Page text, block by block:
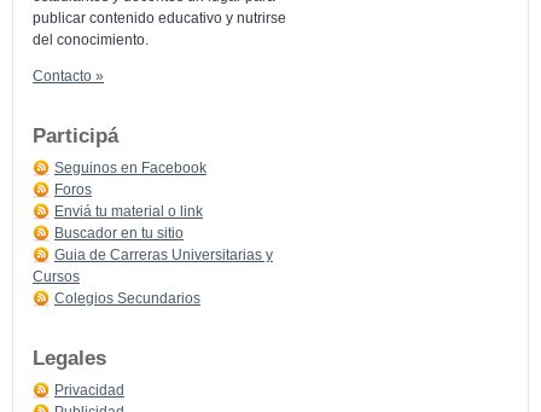
publicar contenido educativo y nutrirse
del conocimiento.
Contacto »
Participá
Seguinos en Facebook
Foros
Enviá tu material o link
Buscador en tu sitio
Guia de Carreras Universitarias y
Cursos
Colegios Secundarios
Legales
Privacidad